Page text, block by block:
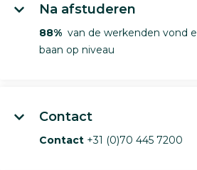
Na afstuderen
88% van de werkenden vond
baan op niveau
Contact
Contact +31 (0)70 445 7200